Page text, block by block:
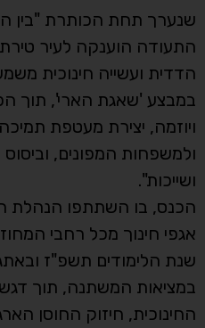
שנערך תחת הכותרת "בין
התעודה הוענקה לעיר טירת
הדדית ועשייה חינוכית
במבצע 'שאגת הארי', תוך
ויוזמה, יצירת מעטפת
ולמשפחות המפונים, וביסוס
ושייכות".
הכנס, בו השתתפו הנהלת
אגפי חינוך מכל רחבי
שנת הלימודים תשפ"ז
במציאות המשתנה, תוך
החינוכית, חיזוק החוסן